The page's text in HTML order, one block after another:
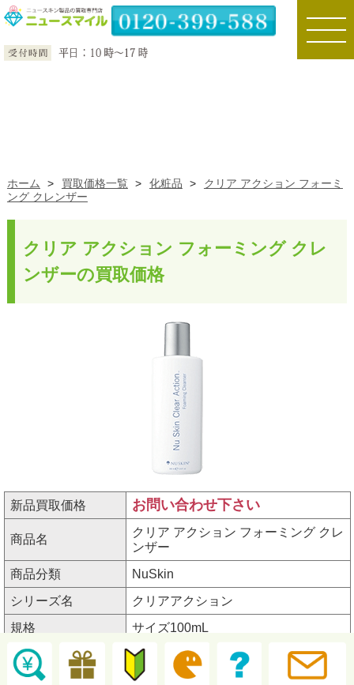
toggle
ホーム > 買取価格一覧 > 化粧品 >
クリア アクション フォーミ
ング クレンザー
クリア アクション フォーミング クレ
ンザーの買取価格
新品買取価格 お問い合わせ下さい
商品名
クリア アクション フォーミング クレ
ンザー
商品分類
NuSkin
シリーズ名
クリアアクション
規格
サイズ100mL
アイテム番号
3110388